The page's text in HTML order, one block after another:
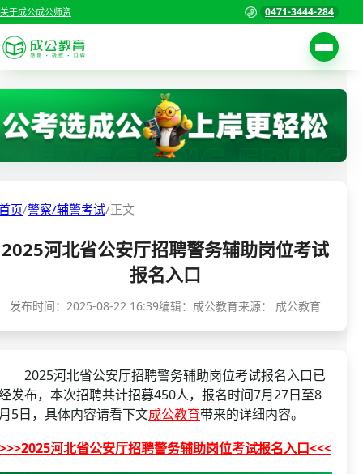
关于成公成公师资 0471-3444-284
考试公告
职位表
准考证打印
成绩查询
分数线
面试补录
历年真题
公务员课程
首页
国家公务员考试
三支一扶考试
警察/辅警考试
国企/银行考试
页/警察/辅警考试/正文
2025河北省公安厅招聘警务辅助岗位考试
报名入口
发布时间： 2025-08-22 16:39编辑：成公教育来源： 成公教育
河北省公安厅招聘警务辅助岗位考试报名入口已
发布，本次招聘共计招募450人，报名时间7月27日至8
5日，具体内容请看下文成公教育带来的详细内容。
>>>2025河北省公安厅招聘警务辅助岗位考试报名入口<<<